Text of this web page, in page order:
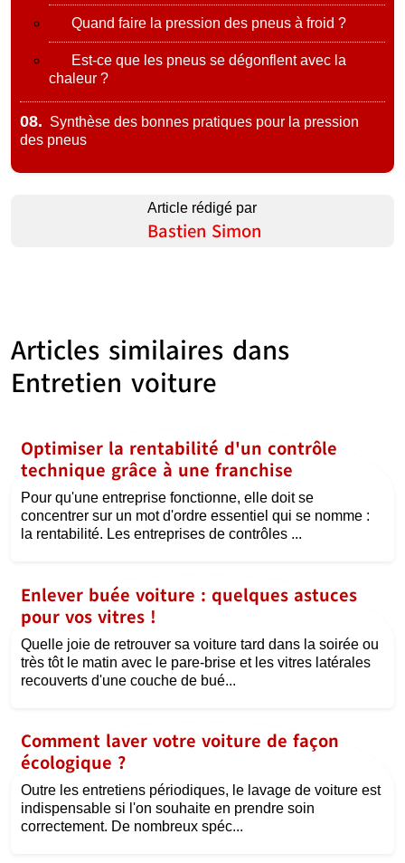
Quand faire la pression des pneus à froid ?
Est-ce que les pneus se dégonflent avec la
chaleur ?
08. Synthèse des bonnes pratiques pour la pression
des pneus
Article rédigé par
Bastien Simon
Articles similaires dans
Entretien voiture
Optimiser la rentabilité d'un contrôle
technique grâce à une franchise
Pour qu'une entreprise fonctionne, elle doit se
concentrer sur un mot d'ordre essentiel qui se nomme :
la rentabilité. Les entreprises de contrôles ...
Enlever buée voiture : quelques astuces
pour vos vitres !
Quelle joie de retrouver sa voiture tard dans la soirée ou
très tôt le matin avec le pare-brise et les vitres latérales
recouverts d'une couche de bué...
Comment laver votre voiture de façon
écologique ?
Outre les entretiens périodiques, le lavage de voiture est
indispensable si l'on souhaite en prendre soin
correctement. De nombreux spéc...